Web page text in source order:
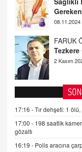
08.11.2024
FARUK
Tezkere
2 Kasım
AV.
Kişisel
gelişimi
15.09.2025
SEHER
Kış
17:16 -Tır dehşeti: 1 ölü,
17:00 - 198 saatlik
gözaltı
16:19 - Polis aracına